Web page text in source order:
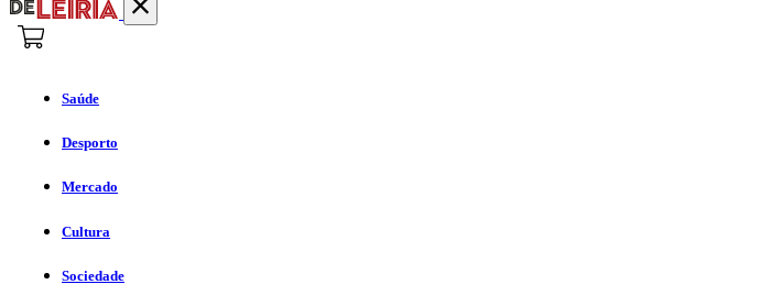
Saúde
Desporto
Mercado
Cultura
Sociedade